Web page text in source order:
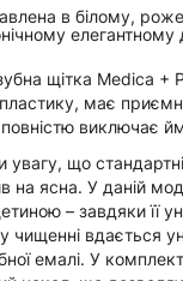
​​в білому,
елегантному
щітка Medica +
має
повністю виключає
увагу, що
на ясна. У даній
– завдяки її
чищенні вдається
емалі. У